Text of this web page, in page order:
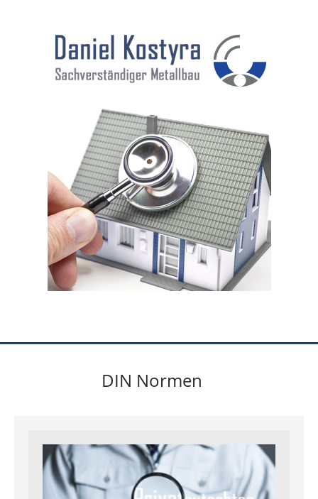
DANIEL KOSTYRA
DIN Normen